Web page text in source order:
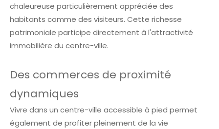
chaleureuse particulièrement appréciée des
habitants comme des visiteurs. Cette richesse
patrimoniale participe directement à l'attractivité
immobilière du centre-ville.
Des commerces de proximité
dynamiques
Vivre dans un centre-ville accessible à pied permet
également de profiter pleinement de la vie